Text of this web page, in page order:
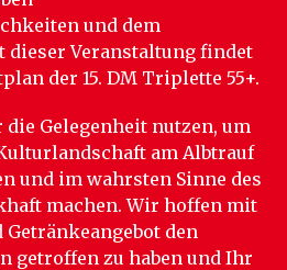
und dem
Veranstaltung findet
der 15. DM Triplette 55+.
Gelegenheit nutzen, um
am Albtrauf
und im wahrsten Sinne des
machen. Wir hoffen mit
den
getroffen zu haben und Ihr